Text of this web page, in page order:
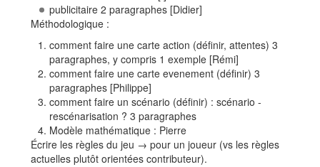
publicitaire 2 paragraphes [Didier]
Méthodologique :
comment faire une carte action (définir, attentes) 3
paragraphes, y compris 1 exemple [Rémi]
comment faire une carte evenement (définir) 3
paragraphes [Philippe]
comment faire un scénario (définir) : scénario -
rescénarisation ? 3 paragraphes
Modèle mathématique : Pierre
Écrire les règles du jeu → pour un joueur (vs les règles
actuelles plutôt orientées contributeur).